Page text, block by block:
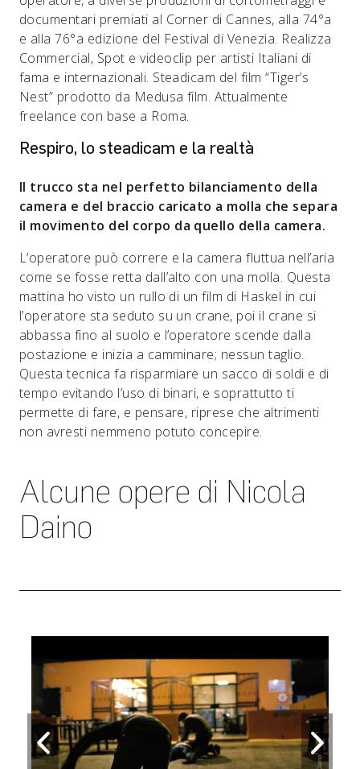
documentari premiati al Corner di Cannes, alla 74°a
e alla 76°a edizione del Festival di Venezia. Realizza
Commercial, Spot e videoclip per artisti Italiani di
fama e internazionali. Steadicam del film “Tiger’s
Nest” prodotto da Medusa film. Attualmente
freelance con base a Roma.
Respiro, lo steadicam e la realtà
Il trucco sta nel perfetto bilanciamento della
camera e del braccio caricato a molla che separa
il movimento del corpo da quello della camera.
L’operatore può correre e la camera fluttua nell’aria
come se fosse retta dall’alto con una molla. Questa
mattina ho visto un rullo di un film di Haskel in cui
l’operatore sta seduto su un crane, poi il crane si
abbassa fino al suolo e l’operatore scende dalla
postazione e inizia a camminare; nessun taglio.
Questa tecnica fa risparmiare un sacco di soldi e di
tempo evitando l’uso di binari, e soprattutto ti
permette di fare, e pensare, riprese che altrimenti
non avresti nemmeno potuto concepire.
Alcune opere di Nicola
Daino